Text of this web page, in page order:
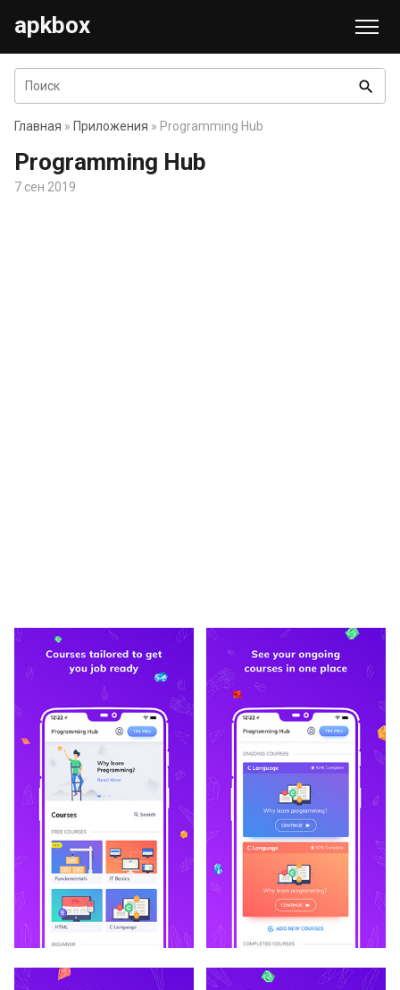
apkbox
search
Главная » Приложения » Programming Hub
Programming Hub
7 сен 2019